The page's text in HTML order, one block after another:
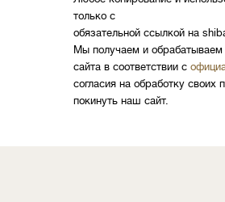
только с
обязательной ссылкой на
Мы получаем и обрабатываем
сайта в соответствии с
согласия на обработку
покинуть наш сайт.